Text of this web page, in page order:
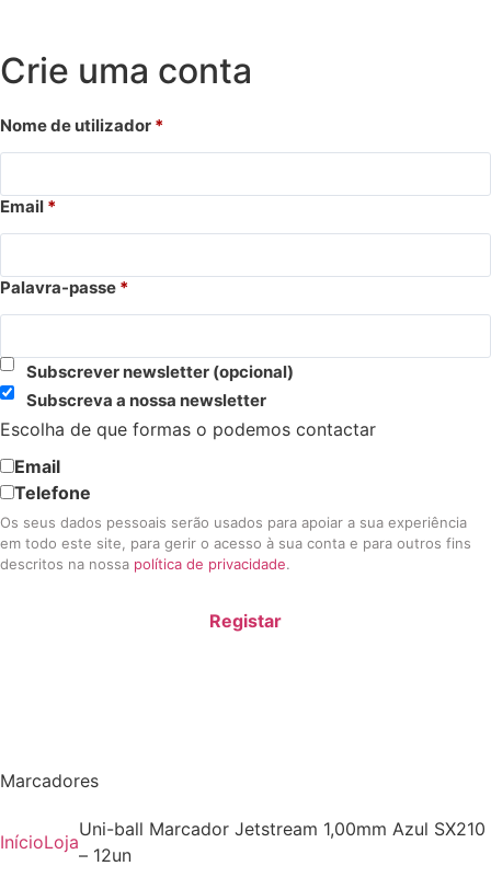
Crie uma conta
Nome de utilizador *
Email *
Palavra-passe *
Subscrever newsletter (opcional)
Subscreva a nossa newsletter
Escolha de que formas o podemos contactar
Email
Telefone
Os seus dados pessoais serão usados para apoiar a sua experiência
em todo este site, para gerir o acesso à sua conta e para outros fins
descritos na nossa política de privacidade.
Registar
Marcadores
InícioLoja
Uni-ball Marcador Jetstream 1,00mm Azul SX210
– 12un